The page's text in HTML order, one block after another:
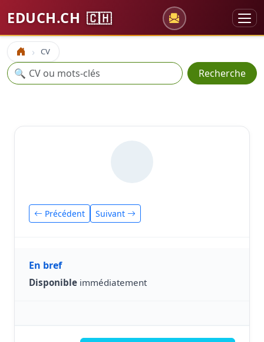
EDUCH.CH 🇨🇭
Accueil CV
Recherche
🔍 Recherche
Précédent Suivant
En bref
Disponible immédiatement